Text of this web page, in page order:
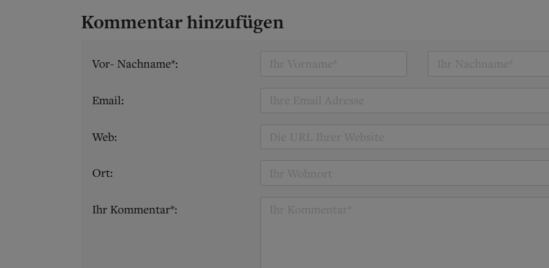
Kommentar hinzufügen
Vor- Nachname*:
Email:
Web:
Ort:
Ihr Kommentar*: